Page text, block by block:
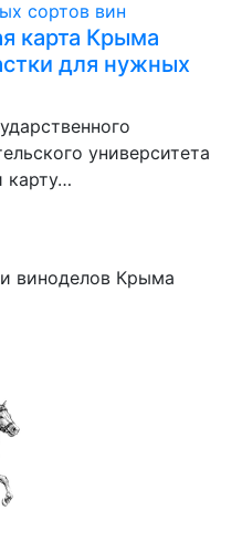
карта Крыма
для нужных
университета
карту…
виноделов Крыма